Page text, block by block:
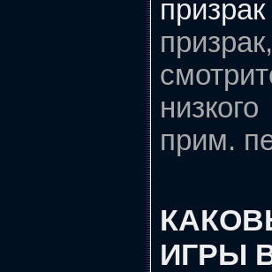
призрак
прим.
ИГРЫ В